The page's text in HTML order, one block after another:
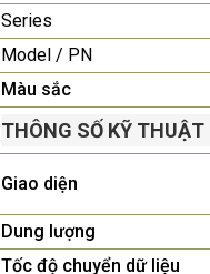
Series
Model / PN
Màu sắc
THÔNG SỐ KỸ THUẬT
Giao diện
Dung lượng
Tốc độ chuyển dữ liệu